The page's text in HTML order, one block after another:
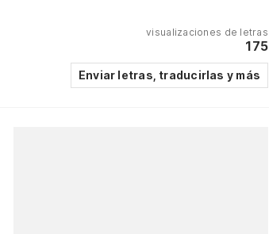
visualizaciones de letras
175
Enviar letras, traducirlas y más